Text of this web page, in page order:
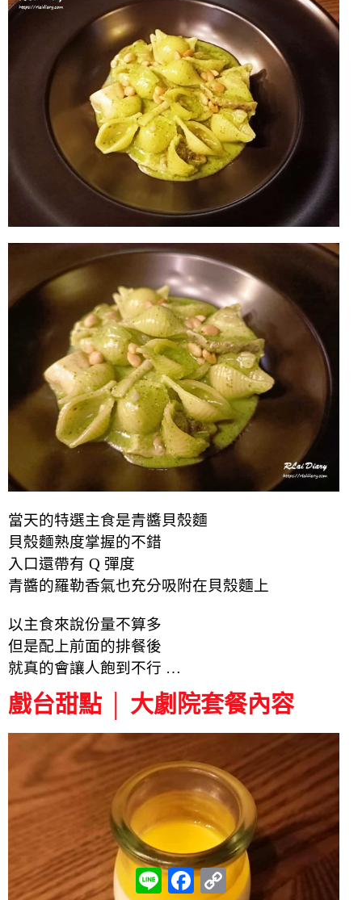
當天的特選主食是青醬貝殼麵
貝殼麵熟度掌握的不錯
入口還帶有 Q 彈度
青醬的羅勒香氣也充分吸附在貝殼麵上
以主食來說份量不算多
但是配上前面的排餐後
就真的會讓人飽到不行 …
戲台甜點 │ 大劇院套餐內容
L
F
o